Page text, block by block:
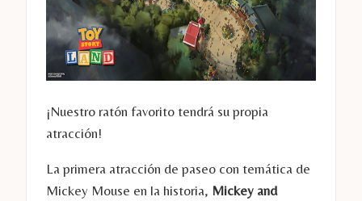
¡Nuestro ratón favorito tendrá su propia
atracción!
La primera atracción de paseo con temática de
Mickey Mouse en la historia, Mickey and